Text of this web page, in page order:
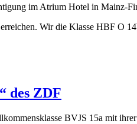
im Atrium Hotel in Mainz-
Wir die Klasse HBF O
des ZDF
BVJS 15a mit